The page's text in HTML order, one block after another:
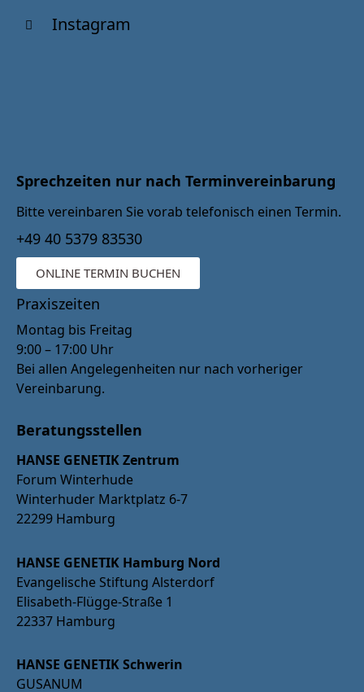
Instagram
Sprechzeiten nur nach Terminvereinbarung
Bitte vereinbaren Sie vorab telefonisch einen Termin.
+49 40 5379 83530
ONLINE TERMIN BUCHEN
Praxiszeiten
Montag bis Freitag
9:00 – 17:00 Uhr
Bei allen Angelegenheiten nur nach vorheriger
Vereinbarung.
Beratungsstellen
HANSE GENETIK Zentrum
Forum Winterhude
Winterhuder Marktplatz 6-7
22299 Hamburg
HANSE GENETIK Hamburg Nord
Evangelische Stiftung Alsterdorf
Elisabeth-Flügge-Straße 1
22337 Hamburg
HANSE GENETIK Schwerin
GUSANUM